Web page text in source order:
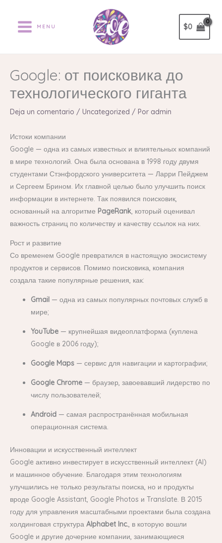
contenido
MENU $0
Google: от поисковика до
технологического гиганта
Deja un comentario / Uncategorized / Por admin
Истоки компании
Google — одна из самых известных и влиятельных компаний
в мире технологий. Она была основана в 1998 году двумя
студентами Стэнфордского университета — Ларри Пейджем
и Сергеем Брином. Их главной целью было улучшить поиск
информации в интернете. Так появился поисковик,
основанный на алгоритме PageRank, который оценивал
важность страниц по количеству и качеству ссылок на них.
Рост и развитие
Со временем Google превратился в настоящую экосистему
продуктов и сервисов. Помимо поисковика, компания
создала такие популярные решения, как:
Gmail — одна из самых популярных почтовых служб в
мире;
YouTube — крупнейшая видеоплатформа (куплена
Google в 2006 году);
Google Maps — сервис для навигации и картографии;
Google Chrome — браузер, завоевавший лидерство по
числу пользователей;
Android — самая распространённая мобильная
операционная система.
Инновации и искусственный интеллект
Google активно инвестирует в искусственный интеллект (AI)
и машинное обучение. Благодаря этим технологиям
улучшились не только результаты поиска, но и продукты
вроде Google Assistant, Google Photos и Translate. В 2015
году для управления масштабными проектами была создана
холдинговая структура Alphabet Inc., в которую вошли
Google и другие дочерние компании, занимающиеся